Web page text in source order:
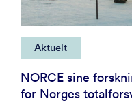
Aktuelt
NORCE sine
for Norges